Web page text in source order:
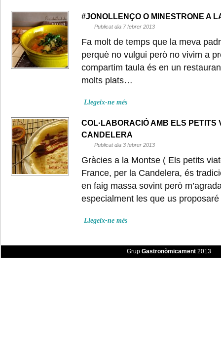
#JONOLLENÇO O MINESTRONE A
Publicat dia 7 febrer 2013
Fa molt de temps que la meva
perquè no vulgui però no vivim a
compartim taula és en un
molts plats…
Llegeix-ne més
COL·LABORACIÓ AMB ELS PETITS
CANDELERA
Publicat dia 3 febrer 2013
Gràcies a la Montse ( Els petits
France, per la Candelera, és
en faig massa sovint però
especialment les que us
Llegeix-ne més
Grup Gastronòmicament2013